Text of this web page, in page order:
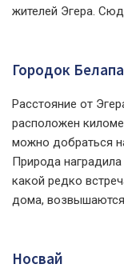
жителей Эгера.
Городок
Расстояние от
расположен
можно добраться
Природа
какой редко
дома, возвышаются
Носвай